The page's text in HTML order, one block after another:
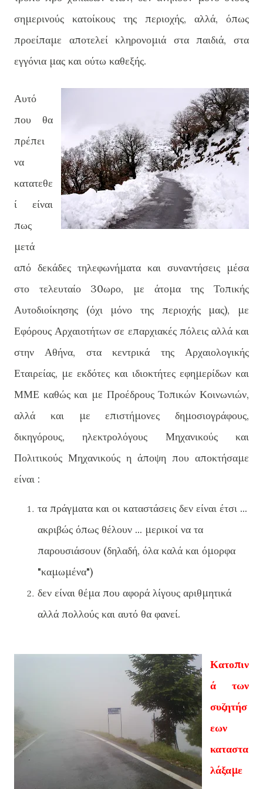
σημερινούς κατοίκους της περιοχής, αλλά, όπως
προείπαμε αποτελεί κληρονομιά στα παιδιά, στα
εγγόνια μας και ούτω καθεξής.
Αυτό
που θα
πρέπει
να
κατατεθε
ί είναι
πως
μετά
από δεκάδες τηλεφωνήματα και συναντήσεις μέσα
στο τελευταίο 30ωρο, με άτομα της Τοπικής
Αυτοδιοίκησης (όχι μόνο της περιοχής μας), με
Εφόρους Αρχαιοτήτων σε επαρχιακές πόλεις αλλά και
στην Αθήνα, στα κεντρικά της Αρχαιολογικής
Εταιρείας, με εκδότες και ιδιοκτήτες εφημερίδων και
ΜΜΕ καθώς και με Προέδρους Τοπικών Κοινωνιών,
αλλά και με επιστήμονες δημοσιογράφους,
δικηγόρους, ηλεκτρολόγους Μηχανικούς και
Πολιτικούς Μηχανικούς η άποψη που αποκτήσαμε
είναι :
τα πράγματα και οι καταστάσεις δεν είναι έτσι ...
ακριβώς όπως θέλουν ... μερικοί να τα
παρουσιάσουν (δηλαδή, όλα καλά και όμορφα
"καμωμένα")
δεν είναι θέμα που αφορά λίγους αριθμητικά
αλλά πολλούς και αυτό θα φανεί.
Κατοπιν
ά των
συζητήσ
εων
καταστα
λάξαμε